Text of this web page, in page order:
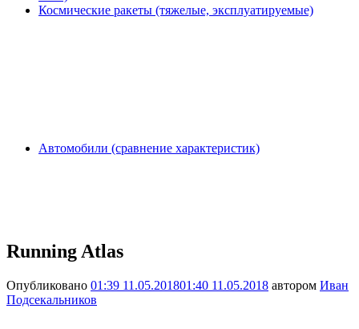
Космические ракеты (тяжелые, эксплуатируемые)
Автомобили (сравнение характеристик)
Running Atlas
Опубликовано 01:39 11.05.201801:40 11.05.2018 автором Иван
Подсекальников